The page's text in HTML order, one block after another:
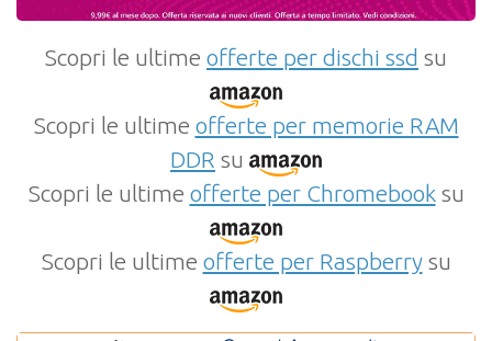
Scopri le ultime offerte per dischi ssd su
Scopri le ultime offerte per memorie RAM
DDR su
Scopri le ultime offerte per Chromebooksu
Scopri le ultime offerte per Raspberrysu